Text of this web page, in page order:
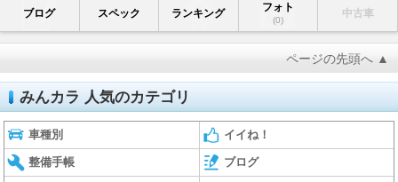
ブログ スペック ランキング フォト
(0)
中古車
ページの先頭へ ▲
みんカラ 人気のカテゴリ
車種別 イイね！
整備手帳 ブログ